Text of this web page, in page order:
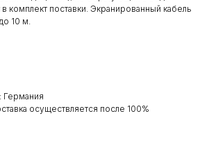
в комплект поставки. Экранированный кабель
10 м.
Германия
осуществляется после 100%